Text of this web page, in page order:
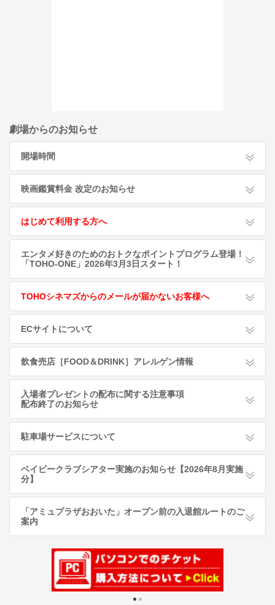
劇場からのお知らせ
開場時間
映画鑑賞料金 改定のお知らせ
はじめて利用する方へ
エンタメ好きのためのおトクなポイントプログラム登場！
「TOHO-ONE」2026年3月3日スタート！
TOHOシネマズからのメールが届かないお客様へ
ECサイトについて
飲食売店［FOOD＆DRINK］アレルゲン情報
入場者プレゼントの配布に関する注意事項
配布終了のお知らせ
駐車場サービスについて
ベイビークラブシアター実施のお知らせ【2026年8月実施
分】
「アミュプラザおおいた」オープン前の入退館ルートのご
案内